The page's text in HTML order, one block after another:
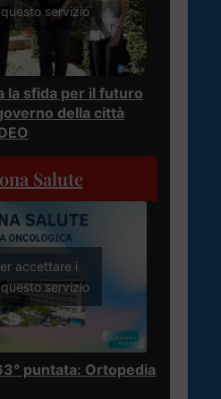
servizio
la sfida per il futuro
della città
Salute
accettare i
servizio
puntata: Ortopedia